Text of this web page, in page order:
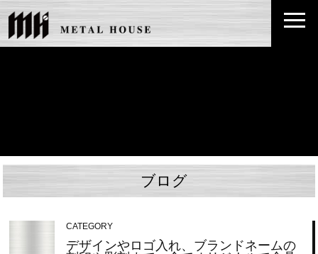
ブログ
CATEGORY
デザインやロゴ入れ、ブランドネームの